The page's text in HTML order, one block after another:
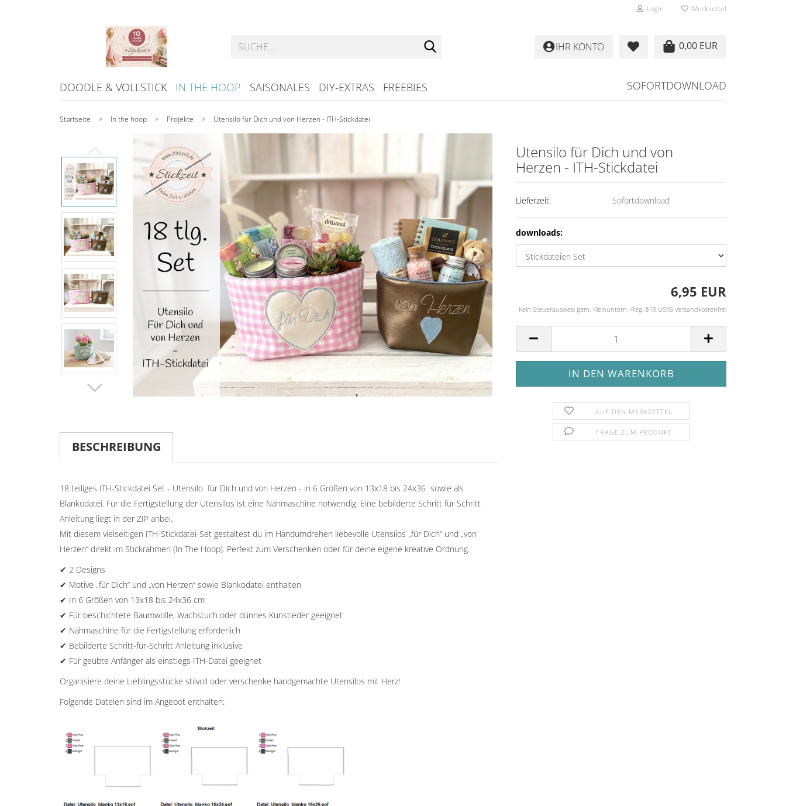
Login Merkzettel
0,00 EUR
IHR KONTO
DOODLE & VOLLSTICK IN THE HOOP SAISONALES DIY-EXTRAS FREEBIES SOFORTDOWNLOAD
Startseite » In the hoop » Projekte » Utensilo für Dich und von Herzen - ITH-Stickdatei
Utensilo für Dich und von
Herzen - ITH-Stickdatei
Lieferzeit: Sofortdownload
downloads:
6,95 EUR
Kein Steuerausweis gem. Kleinuntern.-Reg. §19 UStG versandkostenfrei
AUF DEN MERKZETTEL
FRAGE ZUM PRODUKT
BESCHREIBUNG
18 teiliges ITH-Stickdatei Set - Utensilo für Dich und von Herzen - in 6 Größen von 13x18 bis 24x36 sowie als
Blankodatei. Für die Fertigstellung der Utensilos ist eine Nähmaschine notwendig. Eine bebilderte Schritt für Schritt
Anleitung liegt in der ZIP anbei.
Mit diesem vielseitigen ITH-Stickdatei-Set gestaltest du im Handumdrehen liebevolle Utensilos „für Dich“ und „von
Herzen“ direkt im Stickrahmen (In The Hoop). Perfekt zum Verschenken oder für deine eigene kreative Ordnung.
✔ 2 Designs
✔ Motive „für Dich“ und „von Herzen“ sowie Blankodatei enthalten
✔ In 6 Größen von 13x18 bis 24x36 cm
✔ Für beschichtete Baumwolle, Wachstuch oder dünnes Kunstleder geeignet
✔ Nähmaschine für die Fertigstellung erforderlich
✔ Bebilderte Schritt-für-Schritt Anleitung inklusive
✔ Für geübte Anfänger als einstiegs ITH-Datei geeignet
Organisiere deine Lieblingsstücke stilvoll oder verschenke handgemachte Utensilos mit Herz!
Folgende Dateien sind im Angebot enthalten: